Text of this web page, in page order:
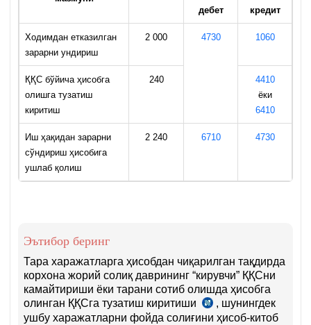
дебет кредит
Ходимдан етказилган
зарарни ундириш
2 000 4730 1060
ҚҚС бўйича ҳисобга
олишга тузатиш
киритиш
240
4410
ёки
6410
Иш ҳақидан зарарни
сўндириш ҳисобига
ушлаб қолиш
2 240 6710 4730
Эътибор беринг
Тара харажатларга ҳисобдан чиқарилган тақдирда
корхона жорий солиқ даврининг “кирувчи” ҚҚСни
камайтириши ёки тарани сотиб олишда ҳисобга
олинган ҚҚСга тузатиш киритиши
СК
269-
, шунингдек
ушбу харажатларни фойда солиғини ҳисоб-китоб